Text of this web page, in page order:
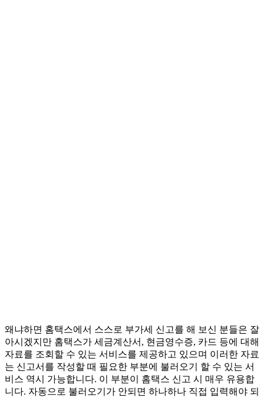
왜냐하면 홈택스에서 스스로 부가세 신고를 해 보신 분들은 잘
아시겠지만 홈택스가 세금계산서, 현금영수증, 카드 등에 대해
자료를 조회할 수 있는 서비스를 제공하고 있으며 이러한 자료
는 신고서를 작성할 때 필요한 부분에 불러오기 할 수 있는 서
비스 역시 가능합니다. 이 부분이 홈택스 신고 시 매우 유용합
니다. 자동으로 불러오기가 안되면 하나하나 직접 입력해야 되